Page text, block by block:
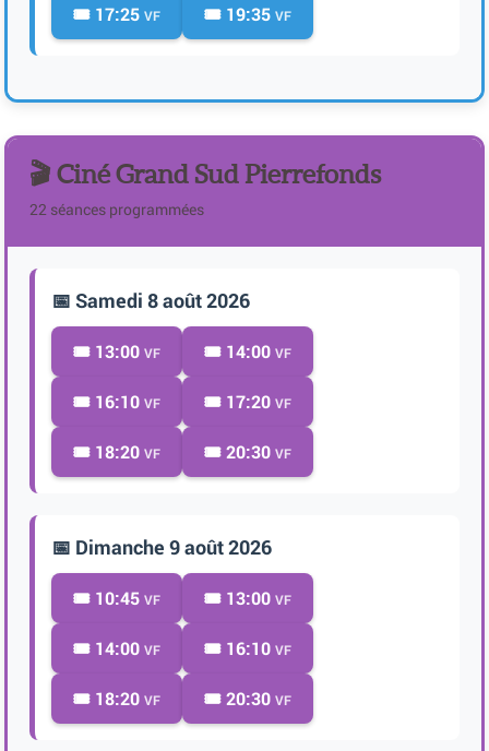
🎟️ 17:25 VF 🎟️ 19:35 VF
🎬 Ciné Grand Sud Pierrefonds
22 séances programmées
📅 Samedi 8 août 2026
🎟️ 13:00 VF 🎟️ 14:00 VF
🎟️ 16:10 VF 🎟️ 17:20 VF
🎟️ 18:20 VF 🎟️ 20:30 VF
📅 Dimanche 9 août 2026
🎟️ 10:45 VF 🎟️ 13:00 VF
🎟️ 14:00 VF 🎟️ 16:10 VF
🎟️ 18:20 VF 🎟️ 20:30 VF